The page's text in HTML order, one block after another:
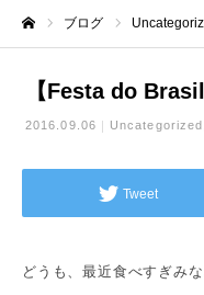
ブログ
【Festa do
2016.09.06 Uncategorized
Tweet
どうも、最近食べすぎみな